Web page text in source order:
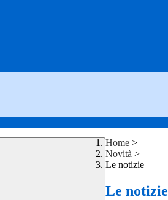
Home >
Novità >
Le notizie
Le notizie